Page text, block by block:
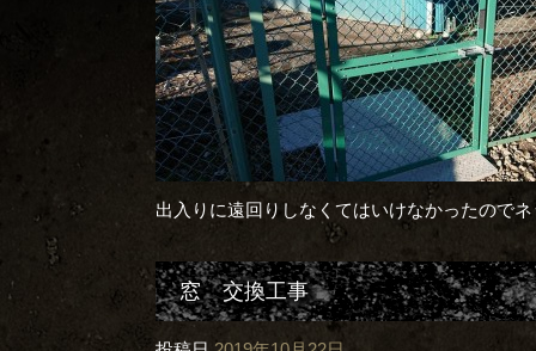
出入りに遠回りしなくてはいけなかったので
窓 交換工事